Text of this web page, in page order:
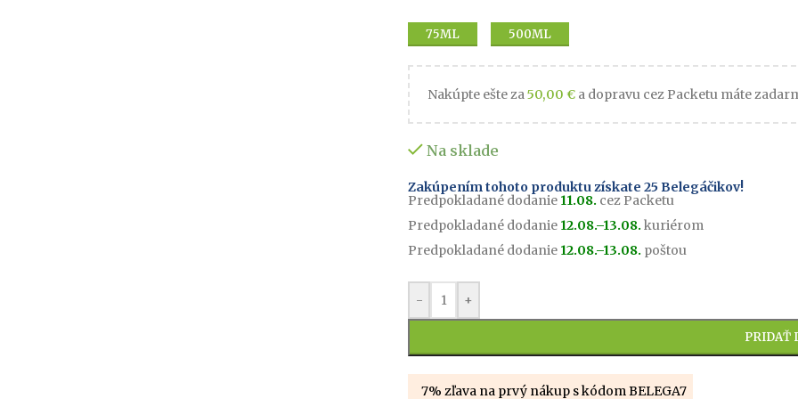
75ML 500ML
Nakúpte ešte za50,00 € a dopravu cez Packetu máte
Na sklade
Zakúpením tohoto produktu získate 25 Belegáčikov!
- +
PRIDAŤ
Predpokladané dodanie 11.08. cez Packetu
Predpokladané dodanie 12.08.–13.08. kuriérom
Predpokladané dodanie 12.08.–13.08. poštou
7% zľava na prvý nákup s kódom BELEGA7